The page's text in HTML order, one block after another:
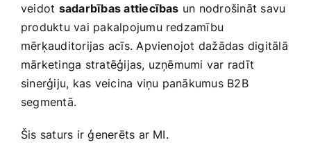
veidot sadarbības attiecības un nodrošināt​ savu
produktu vai pakalpojumu redzamību
mērķauditorijas acīs. Apvienojot dažādas digitālā
mārketinga​ stratēģijas, uzņēmumi var radīt ​
sinerģiju, kas veicina viņu panākumus B2B
segmentā.
Šis​ saturs‍ ir ģenerēts ar MI.